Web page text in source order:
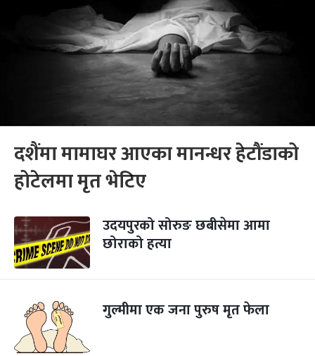
दशैंमा मामाघर आएका मानन्धर हेटौंडाको
होटेलमा मृत भेटिए
उदयपुरको सोरुङ छबीसेमा आमा
छोराको हत्या
गुल्मीमा एक जना पुरुष मृत फेला